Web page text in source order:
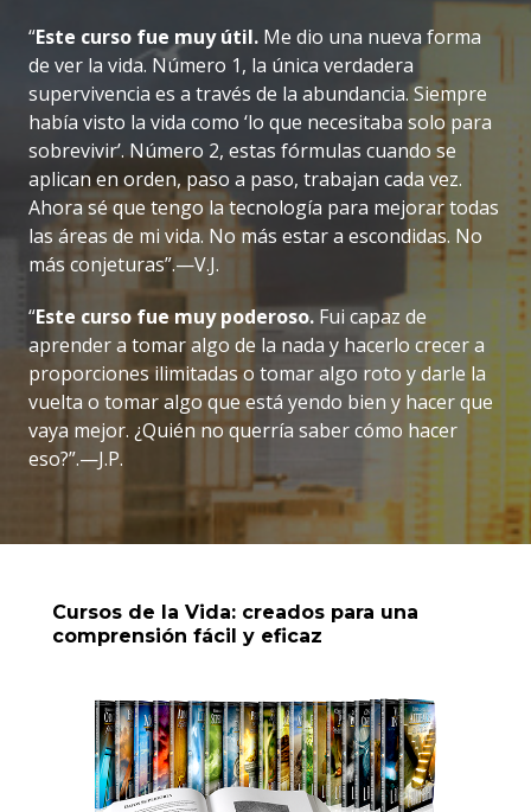
“Este curso fue muy útil. Me dio una nueva forma
de ver la vida. Número 1, la única verdadera
supervivencia es a través de la abundancia. Siempre
había visto la vida como ‘lo que necesitaba solo para
sobrevivir’. Número 2, estas fórmulas cuando se
aplican en orden, paso a paso, trabajan cada vez.
Ahora sé que tengo la tecnología para mejorar todas
las áreas de mi vida. No más estar a escondidas. No
más conjeturas”.—V.J.
“Este curso fue muy poderoso. Fui capaz de
aprender a tomar algo de la nada y hacerlo crecer a
proporciones ilimitadas o tomar algo roto y darle la
vuelta o tomar algo que está yendo bien y hacer que
vaya mejor. ¿Quién no querría saber cómo hacer
eso?”.—J.P.
Cursos de la Vida: creados para una
comprensión fácil y eficaz